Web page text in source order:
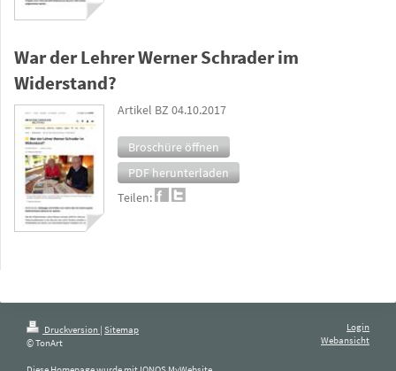
War der Lehrer Werner Schrader im
Widerstand?
Artikel BZ 04.10.2017
Broschüre öffnen
PDF herunterladen
Teilen:
Druckversion | Sitemap
© TonArt
Login
Webansicht